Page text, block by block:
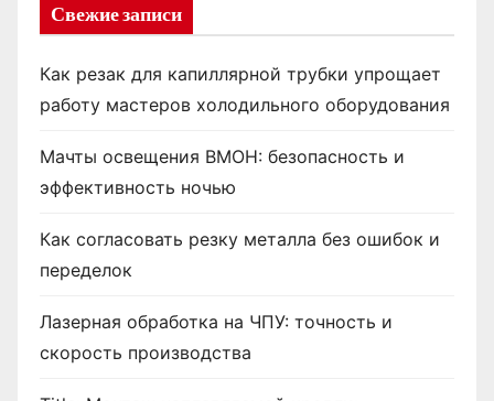
Свежие записи
Как резак для капиллярной трубки упрощает
работу мастеров холодильного оборудования
Мачты освещения ВМОН: безопасность и
эффективность ночью
Как согласовать резку металла без ошибок и
переделок
Лазерная обработка на ЧПУ: точность и
скорость производства